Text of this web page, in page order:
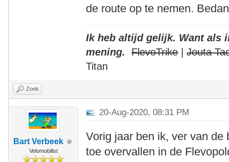
de route op te nemen.
Ik heb altijd gelijk. Want als
mening.
FlevoTrike|Jouta
Titan
Zoek
Bart Verbeek
Velomobilist
20-Aug-2020, 08:31 PM
Vorig jaar ben ik, ver van
toe overvallen in de